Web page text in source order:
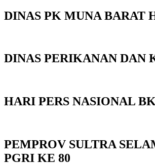
DINAS PK MUNA BARAT
DINAS PERIKANAN DAN
HARI PERS NASIONAL
PEMPROV SULTRA
PGRI KE 80